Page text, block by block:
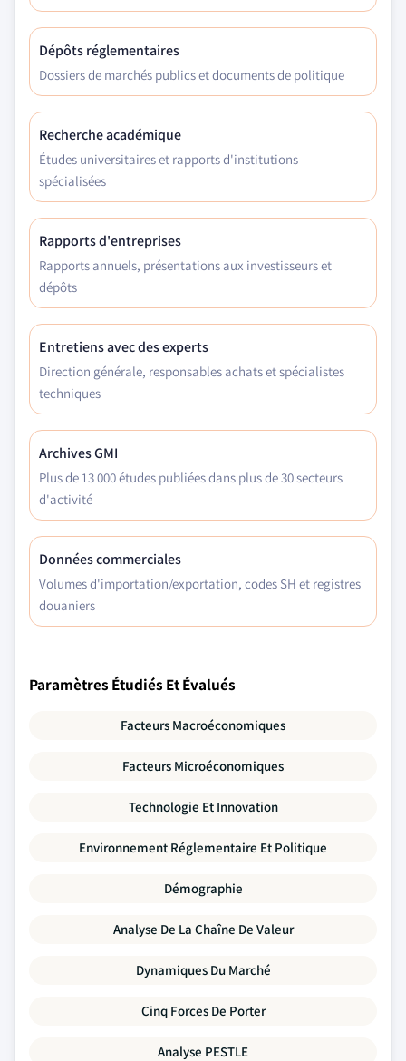
Dépôts réglementaires
Dossiers de marchés publics et documents de politique
Recherche académique
Études universitaires et rapports d'institutions
spécialisées
Rapports d'entreprises
Rapports annuels, présentations aux investisseurs et
dépôts
Entretiens avec des experts
Direction générale, responsables achats et spécialistes
techniques
Archives GMI
Plus de 13 000 études publiées dans plus de 30 secteurs
d'activité
Données commerciales
Volumes d'importation/exportation, codes SH et registres
douaniers
Paramètres Étudiés Et Évalués
Facteurs Macroéconomiques
Facteurs Microéconomiques
Technologie Et Innovation
Environnement Réglementaire Et Politique
Démographie
Analyse De La Chaîne De Valeur
Dynamiques Du Marché
Cinq Forces De Porter
Analyse PESTLE